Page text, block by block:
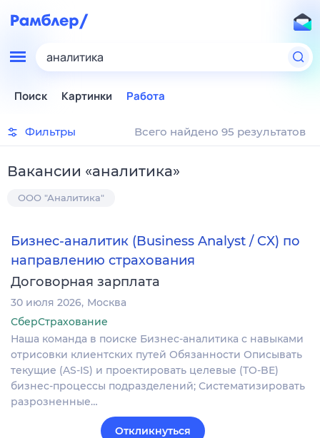
аналитика
Поиск Картинки Работа
Фильтры Всего найдено 95 результатов
Вакансии «аналитика»
ООО "Аналитика"
Бизнес-аналитик (Business Analyst / CX) по
направлению страхования
Договорная зарплата
30 июля 2026 Москва
СберСтрахование
Наша команда в поиске Бизнес-аналитика с навыками
отрисовки клиентских путей Обязанности Описывать
текущие (AS-IS) и проектировать целевые (TO-BE)
бизнес-процессы подразделений; Систематизировать
разрозненные…
Откликнуться